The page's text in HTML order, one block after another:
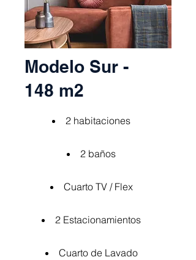
Modelo Sur -
148 m2
2 habitaciones
2 baños
Cuarto TV / Flex
2 Estacionamientos
Cuarto de Lavado